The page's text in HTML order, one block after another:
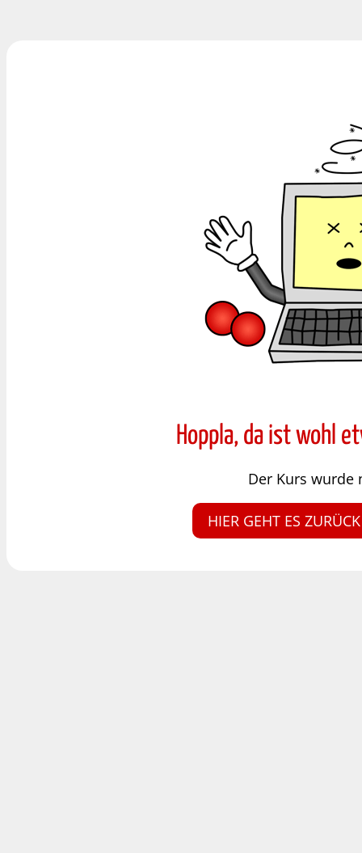
Hoppla, da ist wohl
Der Kurs wurde
HIER GEHT ES